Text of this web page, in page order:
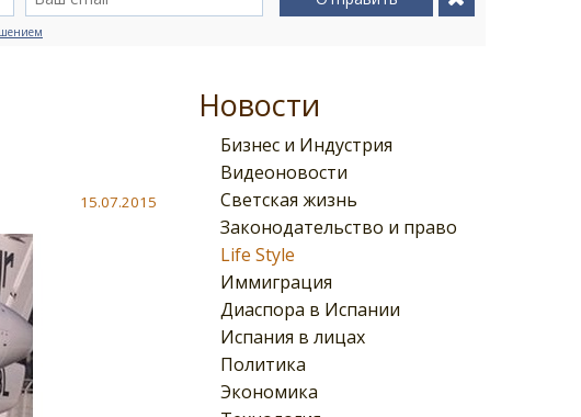
Новости
Бизнес и Индустрия
Видеоновости
Светская жизнь
Законодательство и право
Life Style
Иммиграция
Диаспора в Испании
Испания в лицах
Политика
Экономика
15.07.2015